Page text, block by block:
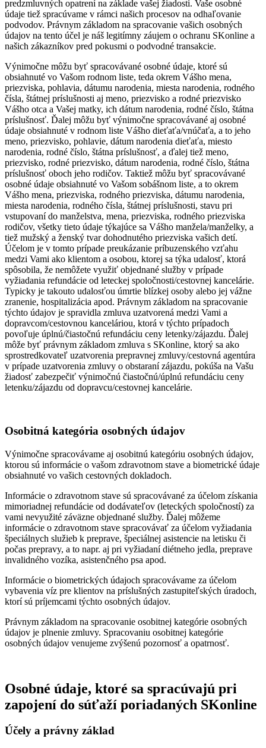
predzmluvných opatrení na základe vašej žiadosti. Vaše osobné
údaje tiež spracúvame v rámci našich procesov na odhaľovanie
podvodov. Právnym základom na spracovanie vašich osobných
údajov na tento účel je náš legitímny záujem o ochranu SKonline a
našich zákazníkov pred pokusmi o podvodné transakcie.
Výnimočne môžu byť spracovávané osobné údaje, ktoré sú
obsiahnuté vo Vašom rodnom liste, teda okrem Vášho mena,
priezviska, pohlavia, dátumu narodenia, miesta narodenia, rodného
čísla, štátnej príslušnosti aj meno, priezvisko a rodné priezvisko
Vášho otca a Vašej matky, ich dátum narodenia, rodné číslo, štátna
príslušnosť. Ďalej môžu byť výnimočne spracovávané aj osobné
údaje obsiahnuté v rodnom liste Vášho dieťaťa/vnúčaťa, a to jeho
meno, priezvisko, pohlavie, dátum narodenia dieťaťa, miesto
narodenia, rodné číslo, štátna príslušnosť, a ďalej tiež meno,
priezvisko, rodné priezvisko, dátum narodenia, rodné číslo, štátna
príslušnosť oboch jeho rodičov. Taktiež môžu byť spracovávané
osobné údaje obsiahnuté vo Vašom sobášnom liste, a to okrem
Vášho mena, priezviska, rodného priezviska, dátumu narodenia,
miesta narodenia, rodného čísla, štátnej príslušnosti, stavu pri
vstupovaní do manželstva, mena, priezviska, rodného priezviska
rodičov, všetky tieto údaje týkajúce sa Vášho manžela/manželky, a
tiež mužský a ženský tvar dohodnutého priezviska vašich detí.
Účelom je v tomto prípade preukázanie príbuzenského vzťahu
medzi Vami ako klientom a osobou, ktorej sa týka udalosť, ktorá
spôsobila, že nemôžete využiť objednané služby v prípade
vyžiadania refundácie od leteckej spoločnosti/cestovnej kancelárie.
Typicky je takouto udalosťou úmrtie blízkej osoby alebo jej vážne
zranenie, hospitalizácia apod. Právnym základom na spracovanie
týchto údajov je spravidla zmluva uzatvorená medzi Vami a
dopravcom/cestovnou kanceláriou, ktorá v týchto prípadoch
povoľuje úplnú/čiastočnú refundáciu ceny letenky/zájazdu. Ďalej
môže byť právnym základom zmluva s SKonline, ktorý sa ako
sprostredkovateľ uzatvorenia prepravnej zmluvy/cestovná agentúra
v prípade uzatvorenia zmluvy o obstaraní zájazdu, pokúša na Vašu
žiadosť zabezpečiť výnimočnú čiastočnú/úplnú refundáciu ceny
letenku/zájazdu od dopravcu/cestovnej kancelárie.
Osobitná kategória osobných údajov
Výnimočne spracovávame aj osobitnú kategóriu osobných údajov,
ktorou sú informácie o vašom zdravotnom stave a biometrické údaje
obsiahnuté vo vašich cestovných dokladoch.
Informácie o zdravotnom stave sú spracovávané za účelom získania
mimoriadnej refundácie od dodávateľov (leteckých spoločností) za
vami nevyužité záväzne objednané služby. Ďalej môžeme
informácie o zdravotnom stave spracovávať za účelom vyžiadania
špeciálnych služieb k preprave, špeciálnej asistencie na letisku či
počas prepravy, a to napr. aj pri vyžiadaní diétneho jedla, preprave
invalidného vozíka, asistenčného psa apod.
Informácie o biometrických údajoch spracovávame za účelom
vybavenia víz pre klientov na príslušných zastupiteľských úradoch,
ktorí sú príjemcami týchto osobných údajov.
Právnym základom na spracovanie osobitnej kategórie osobných
údajov je plnenie zmluvy. Spracovaniu osobitnej kategórie
osobných údajov venujeme zvýšenú pozornosť a opatrnosť.
Osobné údaje, ktoré sa spracúvajú pri
zapojení do súťaží poriadaných SKonline
Účely a právny základ